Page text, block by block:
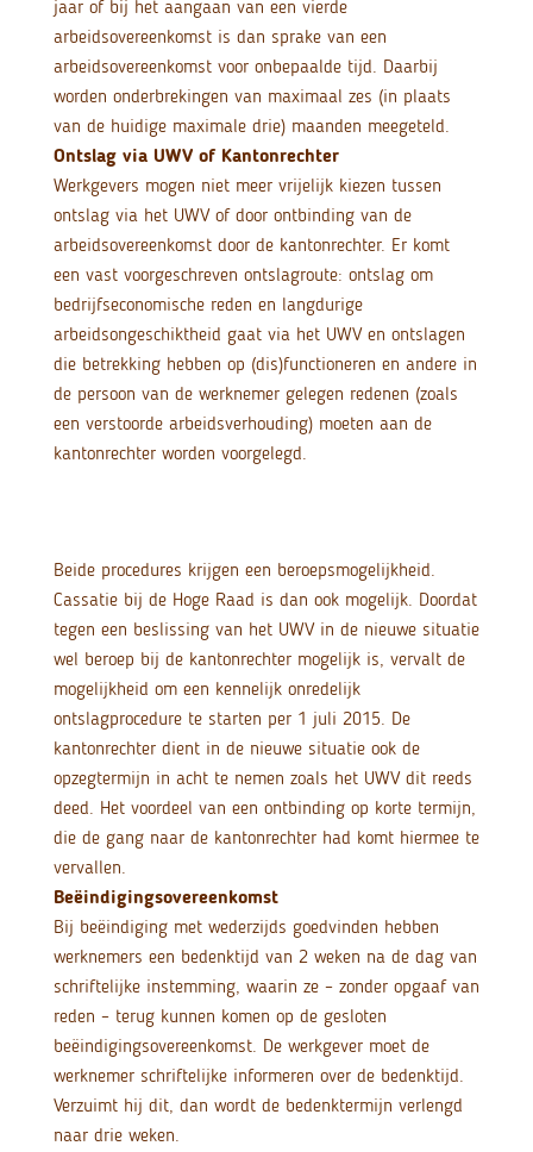
jaar of bij het aangaan van een vierde
arbeidsovereenkomst is dan sprake van een
arbeidsovereenkomst voor onbepaalde tijd. Daarbij
worden onderbrekingen van maximaal zes (in plaats
van de huidige maximale drie) maanden meegeteld.
Ontslag via UWV of Kantonrechter
Werkgevers mogen niet meer vrijelijk kiezen tussen
ontslag via het UWV of door ontbinding van de
arbeidsovereenkomst door de kantonrechter. Er komt
een vast voorgeschreven ontslagroute: ontslag om
bedrijfseconomische reden en langdurige
arbeidsongeschiktheid gaat via het UWV en ontslagen
die betrekking hebben op (dis)functioneren en andere in
de persoon van de werknemer gelegen redenen (zoals
een verstoorde arbeidsverhouding) moeten aan de
kantonrechter worden voorgelegd.
Beide procedures krijgen een beroepsmogelijkheid.
Cassatie bij de Hoge Raad is dan ook mogelijk. Doordat
tegen een beslissing van het UWV in de nieuwe situatie
wel beroep bij de kantonrechter mogelijk is, vervalt de
mogelijkheid om een kennelijk onredelijk
ontslagprocedure te starten per 1 juli 2015. De
kantonrechter dient in de nieuwe situatie ook de
opzegtermijn in acht te nemen zoals het UWV dit reeds
deed. Het voordeel van een ontbinding op korte termijn,
die de gang naar de kantonrechter had komt hiermee te
vervallen.
Beëindigingsovereenkomst
Bij beëindiging met wederzijds goedvinden hebben
werknemers een bedenktijd van 2 weken na de dag van
schriftelijke instemming, waarin ze – zonder opgaaf van
reden – terug kunnen komen op de gesloten
beëindigingsovereenkomst. De werkgever moet de
werknemer schriftelijke informeren over de bedenktijd.
Verzuimt hij dit, dan wordt de bedenktermijn verlengd
naar drie weken.